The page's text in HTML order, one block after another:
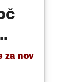
za nov